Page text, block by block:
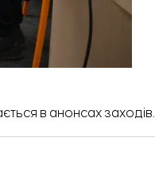
в анонсах заходів.